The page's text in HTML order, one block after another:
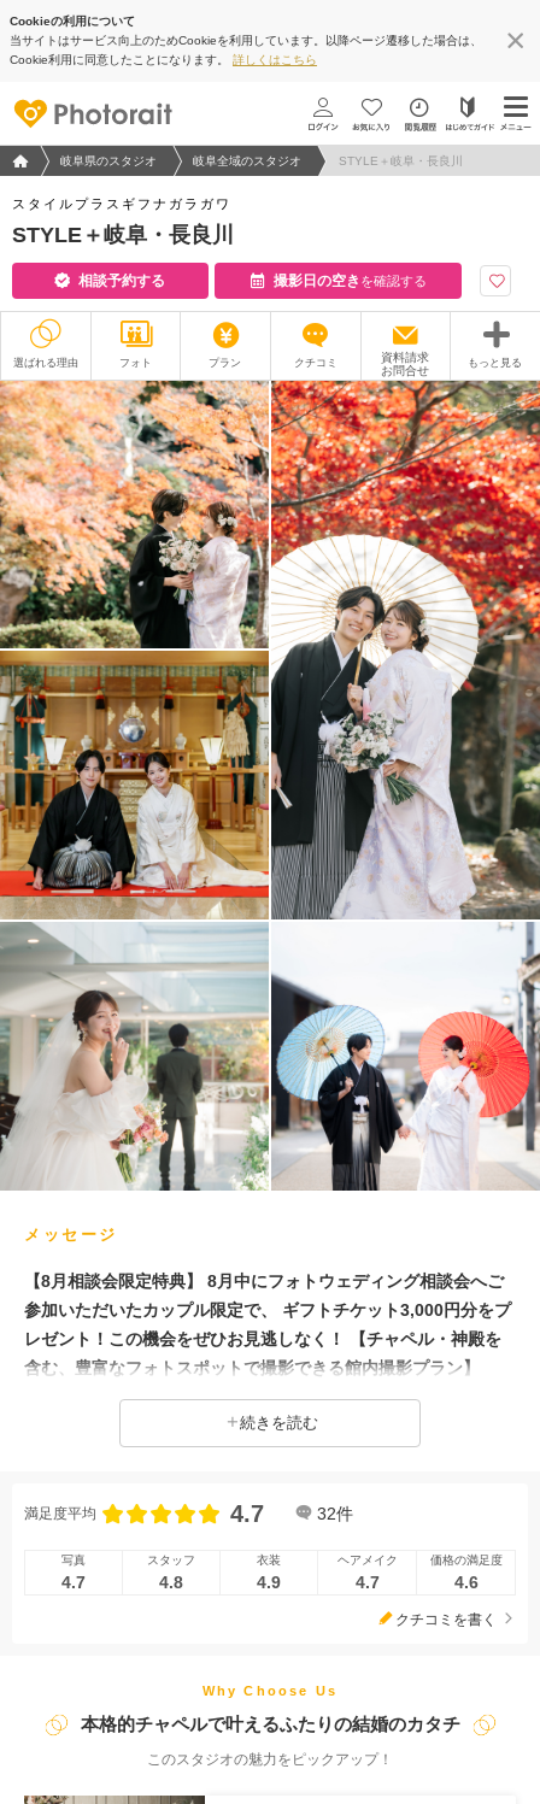
Cookieの利用について
当サイトはサービス向上のためCookieを利用しています。以降ページ遷移した場合は、
Cookie利用に同意したことになります。 詳しくはこちら
フォトウエディング/結婚写真のPhotorait ホーム
岐阜県のスタジオ 岐阜全域のスタジオ STYLE＋岐阜・長良川
スタイルプラスギフナガラガワ
STYLE＋岐阜・長良川
相談予約する 撮影日の空き を確認する
選ばれる理由 フォト プラン クチコミ
資料請求
お問合せ
もっと見る
撮影レポート フォトグラファー
衣装 ムービー
オプション ブログ
アクセス/TEL スタジオトップ
こだわりポイント
チャペルでの撮影 家族・友人と撮影
フォト＋会食 豊富な白無垢
ガーデンでの撮影 豊富なカラードレス
豊富な色打掛・着物
衣装の試着
豊富なドレス ソロウエディング
庭園での撮影
スタジオでの撮影
メッセージ
【8月相談会限定特典】 8月中にフォトウェディング相談会へご
参加いただいたカップル限定で、 ギフトチケット3,000円分をプ
レゼント！この機会をぜひお見逃しなく！ 【チャペル・神殿を
含む、豊富なフォトスポットで撮影できる館内撮影プラン】
「長良川清流ホテル」館内撮影は屋内での撮影なので、雨や風な
ど天候の影響を受けずに結婚式さながらの厳かな雰囲気を演出で
阜公園」「日中友好庭園」「長良川プロムナード」「河原町」
経験豊富なフォトウェディングプランナーが、おふたりのご希望
をさせて頂きます。 ご家族様とのファミリーフォト、撮影後の
ご要望に合わせてプランをご提案させていただきます！お気軽に
ご相談ください♪
続きを読む
満足度平均 4.7 32件
写真
4.7
スタッフ
4.8
衣装
4.9
ヘアメイク
4.7
価格の満足度
4.6
クチコミを書く
Why Choose Us
本格的チャペルで叶えるふたりの結婚のカタチ
このスタジオの魅力をピックアップ！